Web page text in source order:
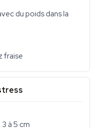
du poids dans la
fraise
à 5 cm